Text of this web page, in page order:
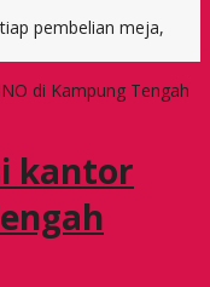
pembelian meja,
di Kampung Tengah
kantor